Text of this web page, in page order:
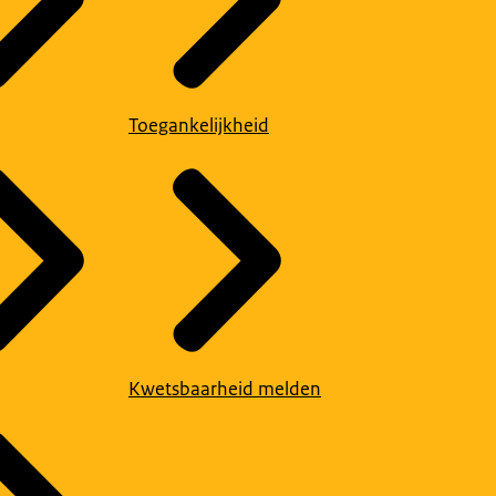
Toegankelijkheid
Kwetsbaarheid melden